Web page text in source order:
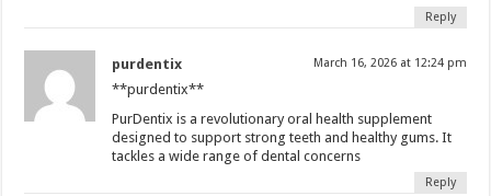
Reply
purdentix March 16, 2026 at 12:24 pm
**purdentix**
PurDentix is a revolutionary oral health supplement
designed to support strong teeth and healthy gums. It
tackles a wide range of dental concerns
Reply